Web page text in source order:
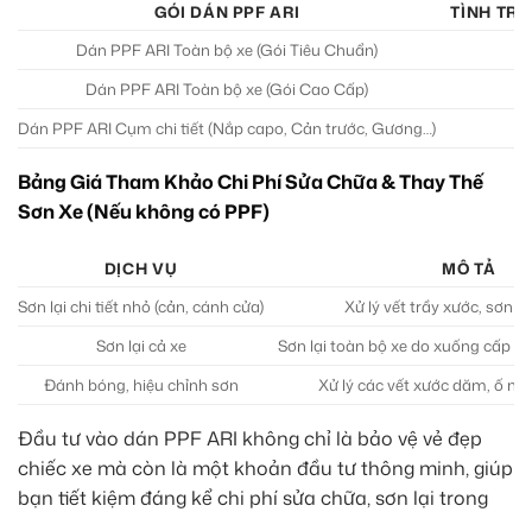
GÓI DÁN PPF ARI
TÌNH
Dán PPF ARI Toàn bộ xe (Gói Tiêu Chuẩn)
Dán PPF ARI Toàn bộ xe (Gói Cao Cấp)
Dán PPF ARI Cụm chi tiết (Nắp capo, Cản trước, Gương…)
Bảng Giá Tham Khảo Chi Phí Sửa Chữa & Thay Thế
Sơn Xe (Nếu không có PPF)
DỊCH VỤ
MÔ TẢ
Sơn lại chi tiết nhỏ (cản, cánh cửa)
Xử lý vết trầy xước, sơn
Sơn lại cả xe
Sơn lại toàn bộ xe do xuống cấp
Đánh bóng, hiệu chỉnh sơn
Xử lý các vết xước dăm, ố
Đầu tư vào dán PPF ARI không chỉ là bảo vệ vẻ đẹp
chiếc xe mà còn là một khoản đầu tư thông minh, giúp
bạn tiết kiệm đáng kể chi phí sửa chữa, sơn lại trong